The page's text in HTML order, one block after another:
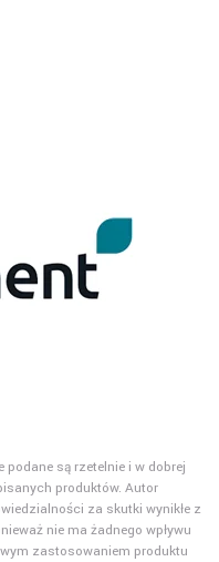
są rzetelnie i w dobrej
produktów. Autor
za skutki wynikłe z
nie ma żadnego wpływu
zastosowaniem produktu